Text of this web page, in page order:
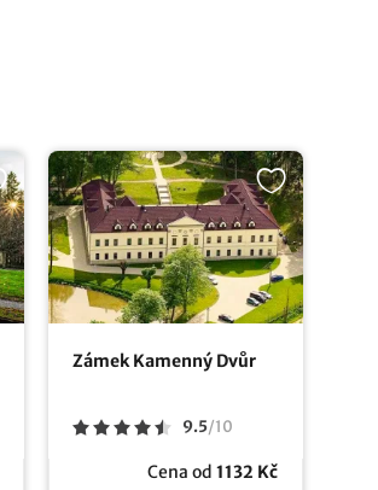
Zámek Kamenný Dvůr
9.5/10
Cena od 1132 Kč